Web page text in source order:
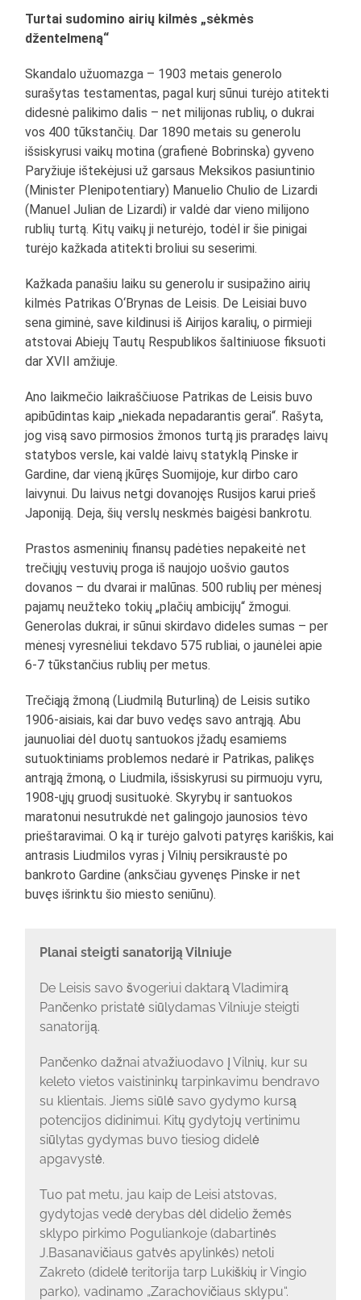
Turtai sudomino airių kilmės „sėkmės
džentelmeną“
Skandalo užuomazga – 1903 metais generolo
surašytas testamentas, pagal kurį sūnui turėjo atitekti
didesnė palikimo dalis – net milijonas rublių, o dukrai
vos 400 tūkstančių. Dar 1890 metais su generolu
išsiskyrusi vaikų motina (grafienė Bobrinska) gyveno
Paryžiuje ištekėjusi už garsaus Meksikos pasiuntinio
(Minister Plenipotentiary) Manuelio Chulio de Lizardi
(Manuel Julian de Lizardi) ir valdė dar vieno milijono
rublių turtą. Kitų vaikų ji neturėjo, todėl ir šie pinigai
turėjo kažkada atitekti broliui su seserimi.
Kažkada panašiu laiku su generolu ir susipažino airių
kilmės Patrikas O‘Brynas de Leisis. De Leisiai buvo
sena giminė, save kildinusi iš Airijos karalių, o pirmieji
atstovai Abiejų Tautų Respublikos šaltiniuose fiksuoti
dar XVII amžiuje.
Ano laikmečio laikraščiuose Patrikas de Leisis buvo
apibūdintas kaip „niekada nepadarantis gerai“. Rašyta,
jog visą savo pirmosios žmonos turtą jis praradęs laivų
statybos versle, kai valdė laivų statyklą Pinske ir
Gardine, dar vieną įkūręs Suomijoje, kur dirbo caro
laivynui. Du laivus netgi dovanojęs Rusijos karui prieš
Japoniją. Deja, šių verslų neskmės baigėsi bankrotu.
Prastos asmeninių finansų padėties nepakeitė net
trečiųjų vestuvių proga iš naujojo uošvio gautos
dovanos – du dvarai ir malūnas. 500 rublių per mėnesį
pajamų neužteko tokių „plačių ambicijų“ žmogui.
Generolas dukrai, ir sūnui skirdavo dideles sumas – per
mėnesį vyresnėliui tekdavo 575 rubliai, o jaunėlei apie
6-7 tūkstančius rublių per metus.
Trečiąją žmoną (Liudmilą Buturliną) de Leisis sutiko
1906-aisiais, kai dar buvo vedęs savo antrąją. Abu
jaunuoliai dėl duotų santuokos įžadų esamiems
sutuoktiniams problemos nedarė ir Patrikas, palikęs
antrąją žmoną, o Liudmila, išsiskyrusi su pirmuoju vyru,
1908-ųjų gruodį susituokė. Skyrybų ir santuokos
maratonui nesutrukdė net galingojo jaunosios tėvo
prieštaravimai. O ką ir turėjo galvoti patyręs kariškis, kai
antrasis Liudmilos vyras į Vilnių persikraustė po
bankroto Gardine (anksčiau gyvenęs Pinske ir net
buvęs išrinktu šio miesto seniūnu).
Planai steigti sanatoriją Vilniuje
De Leisis savo švogeriui daktarą Vladimirą
Pančenko pristatė siūlydamas Vilniuje steigti
sanatoriją.
Pančenko dažnai atvažiuodavo į Vilnių, kur su
keleto vietos vaistininkų tarpinkavimu bendravo
su klientais. Jiems siūlė savo gydymo kursą
potencijos didinimui. Kitų gydytojų vertinimu
siūlytas gydymas buvo tiesiog didelė
apgavystė.
Tuo pat metu, jau kaip de Leisi atstovas,
gydytojas vedė derybas dėl didelio žemės
sklypo pirkimo Poguliankoje (dabartinės
J.Basanavičiaus gatvės apylinkės) netoli
Zakreto (didelė teritorija tarp Lukiškių ir Vingio
parko), vadinamo „Zarachovičiaus sklypu“.